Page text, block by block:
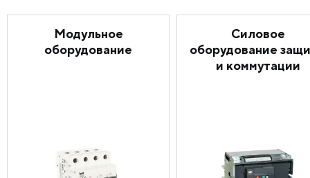
Модульное
оборудование
Силовое
оборудование
и коммутации